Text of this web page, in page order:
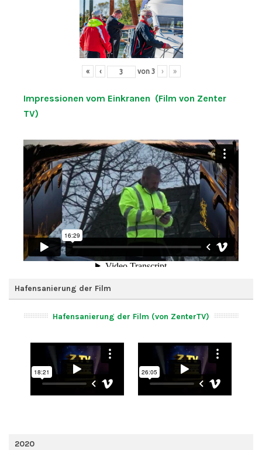
« ‹ von 3 › »
Impressionen vom Einkranen (Film von Zenter
TV)
Hafensanierung der Film
Hafensanierung der Film (von ZenterTV)
2020